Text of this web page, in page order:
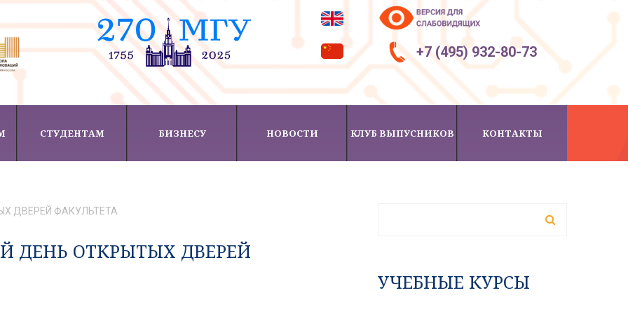
+7 (495) 932-80-73
СТУДЕНТАМ БИЗНЕСУ НОВОСТИ КЛУБ ВЫПУСНИКОВ КОНТАКТЫ
ДВЕРЕЙ ФАКУЛЬТЕТА
ДЕНЬ ОТКРЫТЫХ ДВЕРЕЙ
УЧЕБНЫЕ КУРСЫ